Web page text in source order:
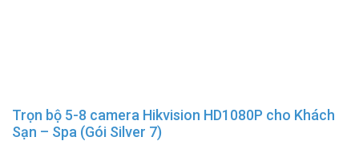
Trọn bộ 5-8 camera Hikvision HD1080P cho Khách
Sạn – Spa (Gói Silver 7)